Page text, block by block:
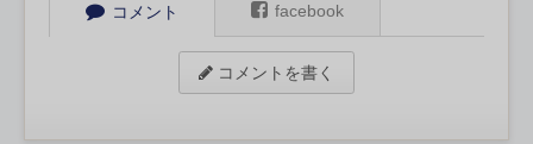
コメント facebook
コメントを書く